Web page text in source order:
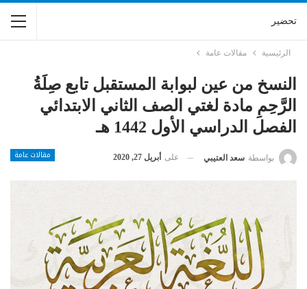
تحضير
الرئيسية مقالات عامة
النسخ من عين لبوابة المستقبل تابع صِلَةُ
الرَّحِمِ مادة لغتي الصف الثاني الابتدائي
الفصل الدراسي الأول 1442 هـ
مقالات عامة بواسطة سعد العتيبي على أبريل 27, 2020